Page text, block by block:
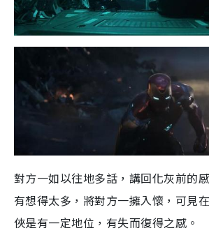
對方一如以往地多話，講回化灰前的
有想得太多，將對方一擁入懷，可見
俠是有一定地位，有失而復得之感。